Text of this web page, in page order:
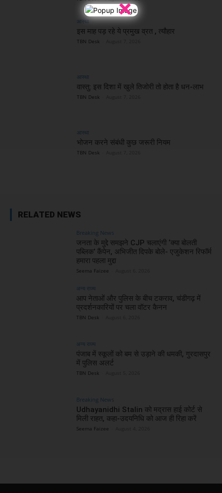
×
आस्था
इस माह पड़ रहे ये प्रमुख व्रत , त्यौहार
TBN Desk
आस्था
वास्तु: इस दिशा में खुले तिजोरी तो होता है धन-लाभ
TBN Desk
आस्था
भोजन करने संबंधी कुछ जरूरी नियम
TBN Desk
RELATED NEWS
Breaking News
जनता के मुद्दे समझने CJP चलाएंगी ‘क्या बोलती
पब्लिक’ कैंपेन, अभिजीत दिपके बोले- एजुकेशन रिफॉर्म
हमारा पहला मुद्दा
Seema Faizee
अन्य राज्य
आप नेताओं और पुलिस के बीच टकराव, चंडीगढ़ में
प्रदर्शनकारियों पर चला वॉटर कैनन
TBN Desk
अन्य राज्य
पंजाब में स्कूलों को बम से उड़ाने की धमकी, गुरदासपुर
में पुलिस अलर्ट
TBN Desk
Breaking News
Udhayanidhi Stalin को मद्रास हाई कोर्ट से
मिली राहत, कहा-उदयनिधि को आज ही रिहा करें
Seema Faizee